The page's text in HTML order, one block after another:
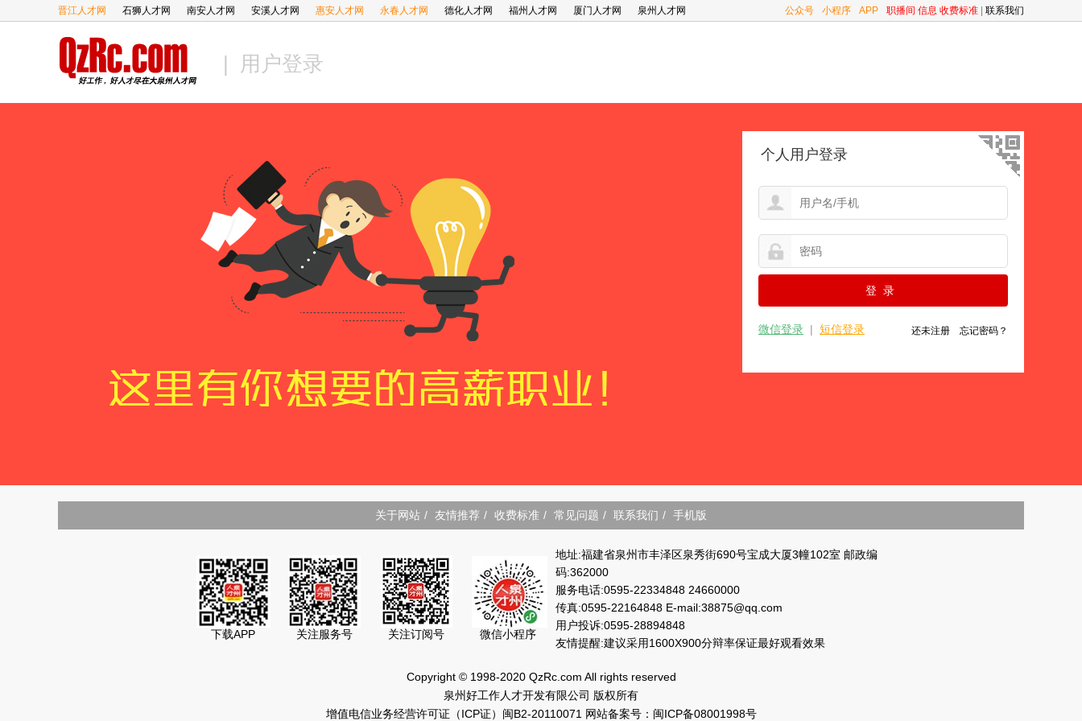
公众号 小程序 APP 职播间 信息 收费标准 联系我们
晋江人才网 石狮人才网 南安人才网 安溪人才网 惠安人才网 永春人才网 德化人才网 福州人才网 厦门人才网 泉州人才网
| 用户登录
个人用户登录
微信登录 | 短信登录 还未注册 忘记密码？
关于网站 / 友情推荐 / 收费标准 / 常见问题 / 联系我们 / 手机版
下载APP 关注服务号 关注订阅号 微信小程序
地址:福建省泉州市丰泽区泉秀街690号宝成大厦3幢102室 邮政编
码:362000
服务电话:0595-22334848 24660000
传真:0595-22164848 E-mail:38875@qq.com
用户投诉:0595-28894848
友情提醒:建议采用1600X900分辩率保证最好观看效果
Copyright © 1998-2020 QzRc.com All rights reserved
泉州好工作人才开发有限公司 版权所有
增值电信业务经营许可证（ICP证）闽B2-20110071 网站备案号：闽ICP备08001998号